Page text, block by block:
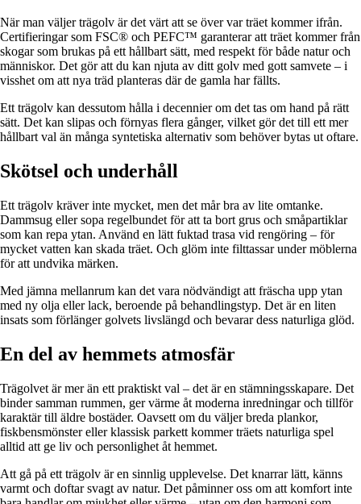
När man väljer trägolv är det värt att se över var träet kommer ifrån.
Certifieringar som FSC® och PEFC™ garanterar att träet kommer från
skogar som brukas på ett hållbart sätt, med respekt för både natur och
människor. Det gör att du kan njuta av ditt golv med gott samvete – i
visshet om att nya träd planteras där de gamla har fällts.
Ett trägolv kan dessutom hålla i decennier om det tas om hand på rätt
sätt. Det kan slipas och förnyas flera gånger, vilket gör det till ett mer
hållbart val än många syntetiska alternativ som behöver bytas ut oftare.
Skötsel och underhåll
Ett trägolv kräver inte mycket, men det mår bra av lite omtanke.
Dammsug eller sopa regelbundet för att ta bort grus och småpartiklar
som kan repa ytan. Använd en lätt fuktad trasa vid rengöring – för
mycket vatten kan skada träet. Och glöm inte filttassar under möblerna
för att undvika märken.
Med jämna mellanrum kan det vara nödvändigt att fräscha upp ytan
med ny olja eller lack, beroende på behandlingstyp. Det är en liten
insats som förlänger golvets livslängd och bevarar dess naturliga glöd.
En del av hemmets atmosfär
Trägolvet är mer än ett praktiskt val – det är en stämningsskapare. Det
binder samman rummen, ger värme åt moderna inredningar och tillför
karaktär till äldre bostäder. Oavsett om du väljer breda plankor,
fiskbensmönster eller klassisk parkett kommer träets naturliga spel
alltid att ge liv och personlighet åt hemmet.
Att gå på ett trägolv är en sinnlig upplevelse. Det knarrar lätt, känns
varmt och doftar svagt av natur. Det påminner oss om att komfort inte